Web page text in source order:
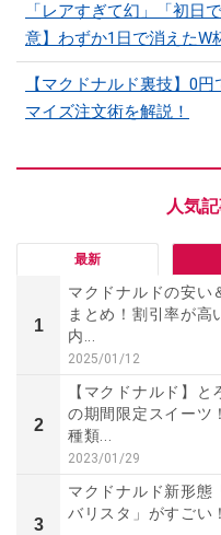
「レアすぎて幻」「初日
意】わずか1日で消えたW
【マクドナルド裏技】0
マイズ注文術を解説！
最新
1
マクドナルドの安い
まとめ！割引率が高
内...
2025/01/12
2
【マクドナルド】
の期間限定スイーツ
種類...
2023/01/29
3
マクドナルド新形態
バリスタ」がすごい